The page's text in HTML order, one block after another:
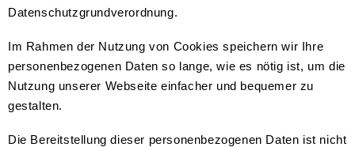
Datenschutzgrundverordnung.
Im Rahmen der Nutzung von Cookies speichern wir Ihre
personenbezogenen Daten so lange, wie es nötig ist, um die
Nutzung unserer Webseite einfacher und bequemer zu
gestalten.
Die Bereitstellung dieser personenbezogenen Daten ist nicht